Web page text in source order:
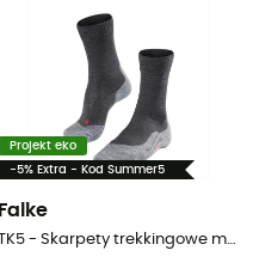
Projekt eko
-5% Extra - Kod Summer5
Falke
TK5 - Skarpety trekkingowe meskie